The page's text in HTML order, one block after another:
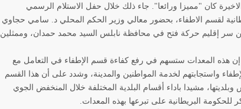
كان "مميزا ورائعا". جاء ذلك خلال حفل الاستلام الرسمي
لقسم الاطفاء، بحضور معالي وزير الحكم المحلي د. سامي حجاوي
إقليم حركة فتح في محافظة نابلس السيد محمد حمدان، وممثلين
هذه المعدات ستسهم في رفع كفاءة قسم الإطفاء في التعامل مع
واستجابتهم لخدمة المواطنين والمدينة، وشدد على أن هذا القسم
مشيدا باداء أقسام البلدية المختلفة خلال المنخفض الجوي
البريطانية على تبرعها بهذه المعدات